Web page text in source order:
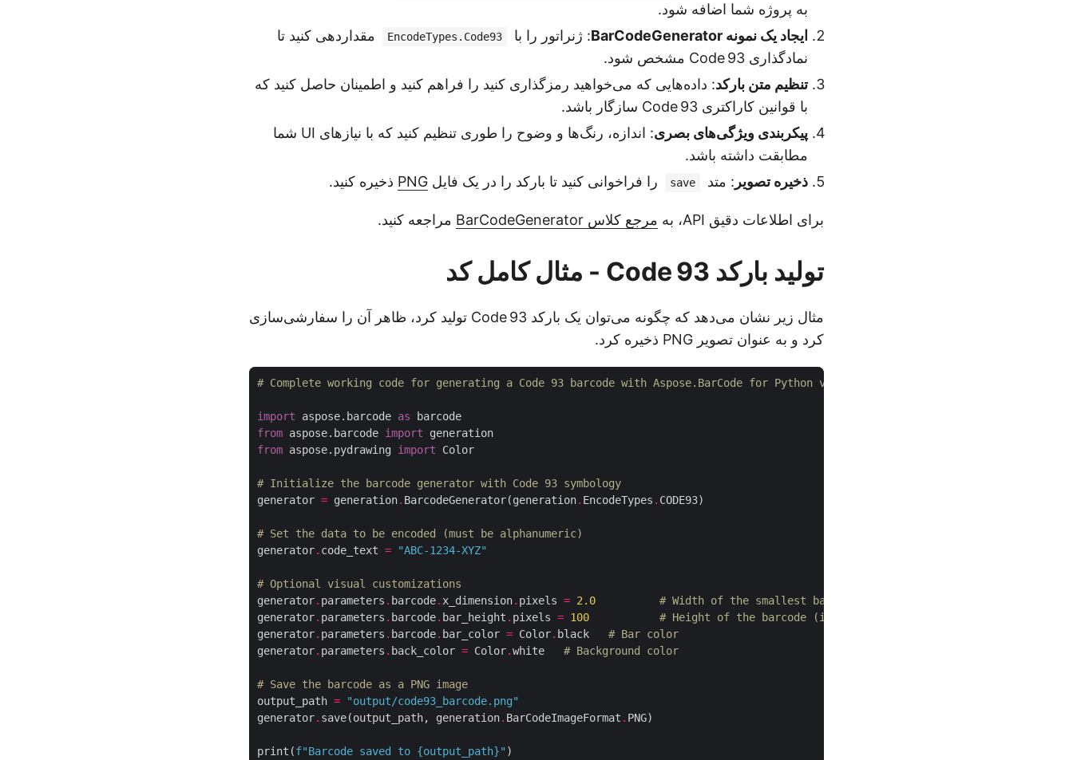
به پروژه شما اضافه شود.
ایجاد یک نمونه BarCodeGenerator
: ژنراتور را با EncodeTypes.Code93
مقداردهی کنید تا
نمادگذاری Code 93 مشخص شود.
تنظیم متن بارکد: داده‌هایی که می‌خواهید رمزگذاری کنید را فراهم کنید و اطمینان حاصل کنید که
با قوانین کاراکتری Code 93 سازگار باشد.
پیکربندی ویژگی‌های بصری
: اندازه، رنگ‌ها و وضوح را طوری تنظیم کنید که با نیازهای UI شما
مطابقت داشته باشد.
ذخیره تصویر : متد save را فراخوانی کنید تا بارکد را در یک فایل PNG ذخیره کنید.
برای اطلاعات دقیق API، به مرجع کلاس BarCodeGenerator مراجعه کنید.
تولید بارکد Code 93 - مثال کامل کد
مثال زیر نشان می‌دهد که چگونه می‌توان یک بارکد Code 93 تولید کرد، ظاهر آن را سفارشی‌سازی
کرد و به عنوان تصویر PNG ذخیره کرد.
# Complete working code for generating a Code 93 barcode with Aspose.BarCode for Python via .NET
import aspose.barcode as
from aspose.barcode import
from aspose.pydrawing import
# Initialize the barcode generator with Code 93 symbology
generator = generation. BarcodeGenerator(generation. EncodeTypes .
# Set the data to be encoded (must be alphanumeric)
generator. code_text = "ABC-1234-XYZ"
# Optional visual customizations
generator. parameters . barcode.x_dimension. pixels = 2.0
# Width of the smallest bar (in points)
generator. parameters . barcode. bar_height . pixels = 100
# Height of the barcode (in points)
generator. parameters . barcode. bar_color = Color. black # Bar color
generator. parameters . back_color = Color.white # Background color
# Save the barcode as a PNG image
output_path =
"output/code93_barcode.png"
generator. save(output_path, generation. BarCodeImageFormat .
print(f"Barcode saved to {output_path}"